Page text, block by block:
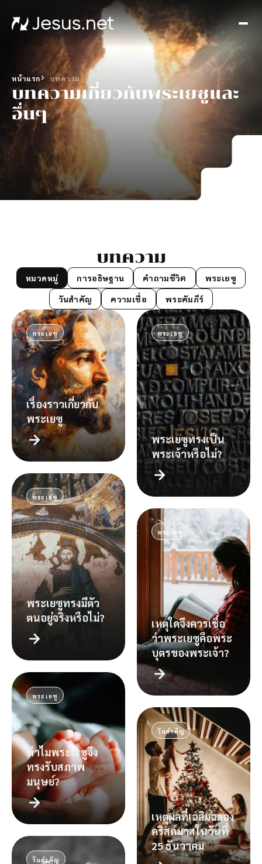
หน้า
ขั้น
40
วัน
หน้าแรก บทความ
บทความเกี่ยวกับพระเยซูและ
อื่นๆ
บทความ
หมวดหมู่ การอธิษฐาน คำถามชีวิต
พระเยซู
วันสำคัญ
ความเชื่อ พระคัมภีร์
พระเยซู
เรื่องราวเกี่ยวกับ
พระเยซู
พระเยซู
พระเยซูทรงเป็น
พระเจ้าหรือไม่?
พระเยซู
พระเยซูทรงมีตัว
ตนอยู่จริงหรือไม่?
พระเยซู
เหตุใดจึงควรเชื่อ
ว่าพระเยซูคือพระ
บุตรของพระเจ้า?
พระเยซู
ทำไมพระเยซูจึง
ทรงรับสภาพ
มนุษย์?
วันสำคัญ
เหตุผลที่เฉลิมฉลอง
คริสต์มาสในวันที่
25 ธันวาคม
วันสำคัญ